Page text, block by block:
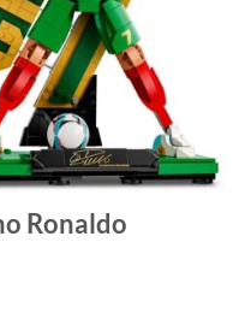
Ronaldo